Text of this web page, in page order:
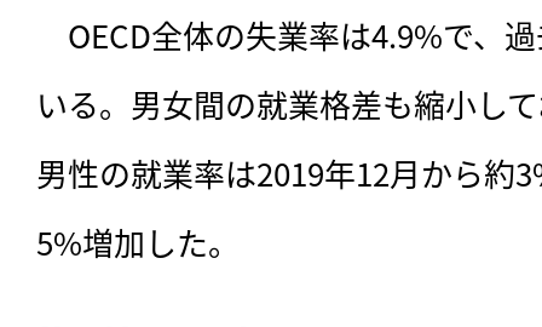
OECD全体の失業率は4.9%で、
いる。男女間の就業格差も縮小し
男性の就業率は2019年12月から約
5%増加した。